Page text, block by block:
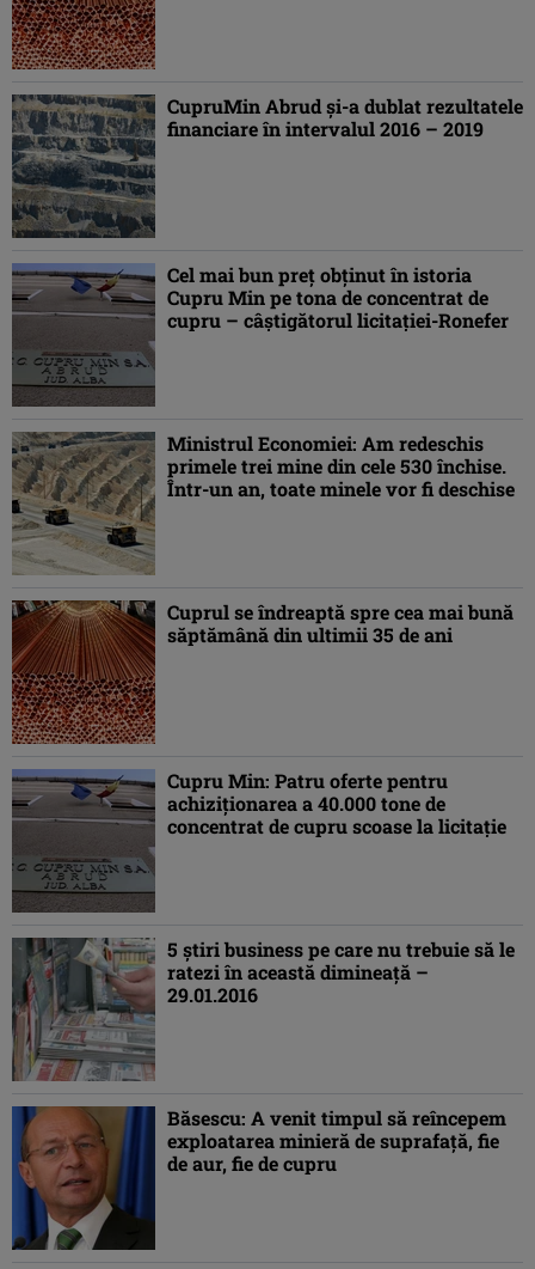
CupruMin Abrud și-a dublat rezultatele
financiare în intervalul 2016 – 2019
Cel mai bun preţ obţinut în istoria
Cupru Min pe tona de concentrat de
cupru – câştigătorul licitaţiei-Ronefer
Ministrul Economiei: Am redeschis
primele trei mine din cele 530 închise.
Într-un an, toate minele vor fi deschise
Cuprul se îndreaptă spre cea mai bună
săptămână din ultimii 35 de ani
Cupru Min: Patru oferte pentru
achiziţionarea a 40.000 tone de
concentrat de cupru scoase la licitaţie
5 ştiri business pe care nu trebuie să le
ratezi în această dimineaţă –
29.01.2016
Băsescu: A venit timpul să reîncepem
exploatarea minieră de suprafaţă, fie
de aur, fie de cupru